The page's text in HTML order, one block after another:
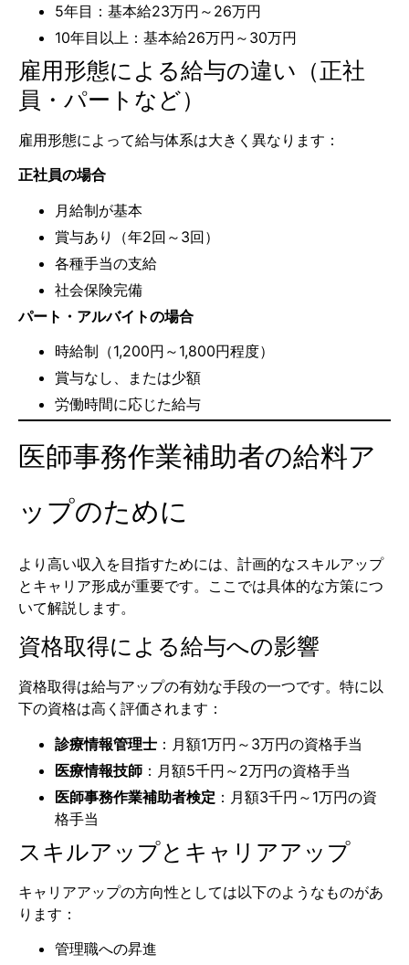
5年目：基本給23万円～26万円
10年目以上：基本給26万円～30万円
雇用形態による給与の違い（正社
員・パートなど）
雇用形態によって給与体系は大きく異なります：
正社員の場合
月給制が基本
賞与あり（年2回～3回）
各種手当の支給
社会保険完備
パート・アルバイトの場合
時給制（1,200円～1,800円程度）
賞与なし、または少額
労働時間に応じた給与
医師事務作業補助者の給料ア
ップのために
より高い収入を目指すためには、計画的なスキルアップ
とキャリア形成が重要です。ここでは具体的な方策につ
いて解説します。
資格取得による給与への影響
資格取得は給与アップの有効な手段の一つです。特に以
下の資格は高く評価されます：
診療情報管理士 ：月額1万円～3万円の資格手当
医療情報技師 ：月額5千円～2万円の資格手当
医師事務作業補助者検定 ：月額3千円～1万円の資
格手当
スキルアップとキャリアアップ
キャリアアップの方向性としては以下のようなものがあ
ります：
管理職への昇進